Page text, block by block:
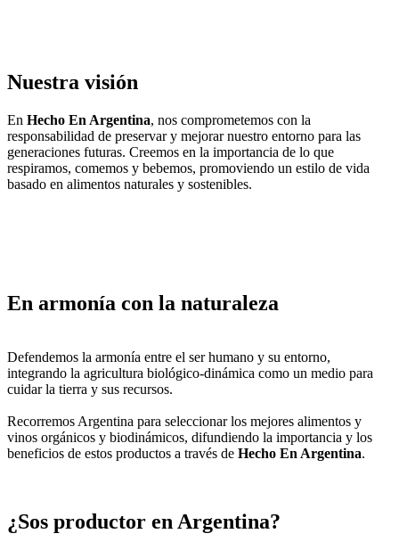
Nuestra visión
En Hecho En Argentina, nos comprometemos con la
responsabilidad de preservar y mejorar nuestro entorno para las
generaciones futuras. Creemos en la importancia de lo que
respiramos, comemos y bebemos, promoviendo un estilo de vida
basado en alimentos naturales y sostenibles.
En armonía con la naturaleza
Defendemos la armonía entre el ser humano y su entorno,
integrando la agricultura biológico-dinámica como un medio para
cuidar la tierra y sus recursos.
Recorremos Argentina para seleccionar los mejores alimentos y
vinos orgánicos y biodinámicos, difundiendo la importancia y los
beneficios de estos productos a través de Hecho En Argentina.
¿Sos productor en Argentina?